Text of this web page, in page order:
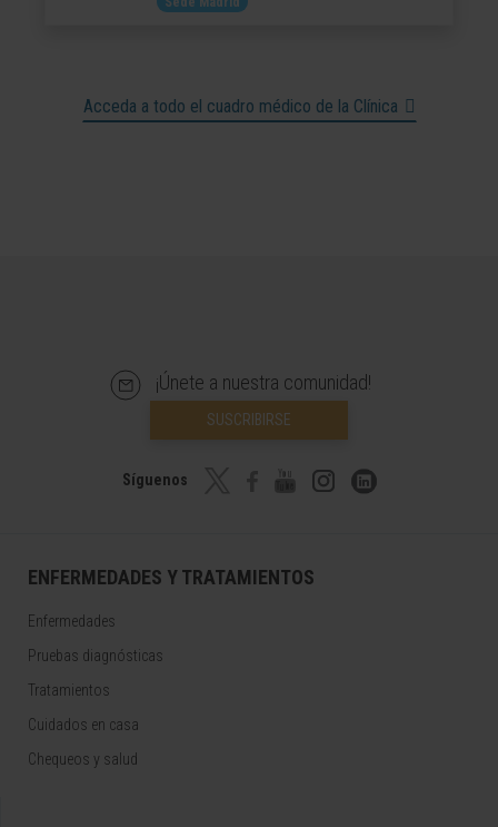
Acceda a todo el cuadro médico de la Clínica
¡Únete a nuestra comunidad!
SUSCRIBIRSE
Síguenos
ENFERMEDADES Y TRATAMIENTOS
Enfermedades
Pruebas diagnósticas
Tratamientos
Cuidados en casa
Chequeos y salud